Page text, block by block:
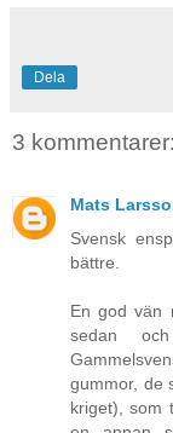
Dela
3 kommentarer:
Mats
Svensk
bättre.
En god vän
sedan
gummor, de
kriget), som